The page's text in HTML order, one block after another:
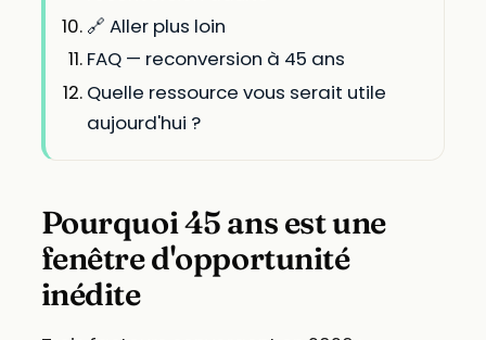
🔗 Aller plus loin
FAQ — reconversion à 45 ans
Quelle ressource vous serait utile
aujourd'hui ?
Pourquoi 45 ans est une
fenêtre d'opportunité
inédite